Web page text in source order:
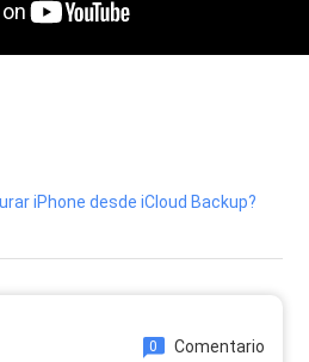
iPhone desde iCloud Backup?
0 Comentario